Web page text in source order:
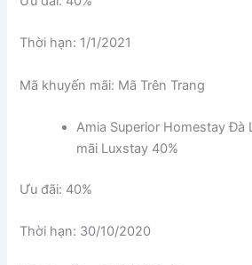
Thời hạn: 1/1/2021
Mã khuyến mãi: Mã Trên Trang
Amia Superior Homestay Đà
mãi Luxstay 40%
Ưu đãi: 40%
Thời hạn: 30/10/2020